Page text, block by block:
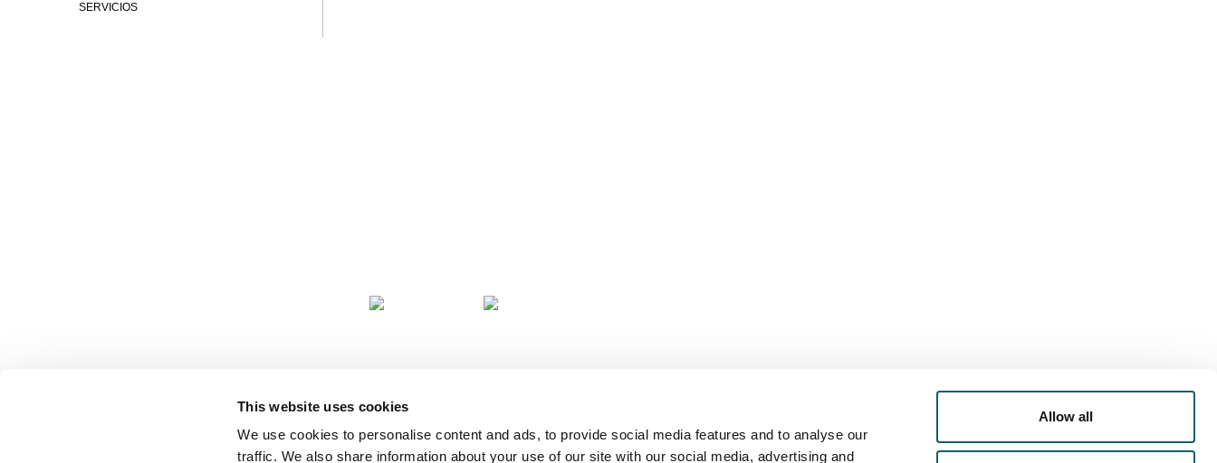
This website uses cookies
We use cookies to personalise content and ads, to provide social media features and to analyse our
traffic. We also share information about your use of our site with our social media, advertising and
Allow all
SERVICIOS